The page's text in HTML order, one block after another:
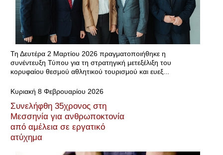
Τη Δευτέρα 2 Μαρτίου 2026 πραγματοποιήθηκε η
συνέντευξη Τύπου για τη στρατηγική μετεξέλιξη του
κορυφαίου θεσμού αθλητικού τουρισμού και ευεξ...
Κυριακή 8 Φεβρουαρίου 2026
Συνελήφθη 35χρονος στη
Μεσσηνία για ανθρωποκτονία
από αμέλεια σε εργατικό
ατύχημα